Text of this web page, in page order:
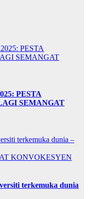
PESTA
SEMANGAT
KONVOKESYEN
terkemuka dunia